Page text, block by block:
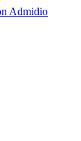
Admidio